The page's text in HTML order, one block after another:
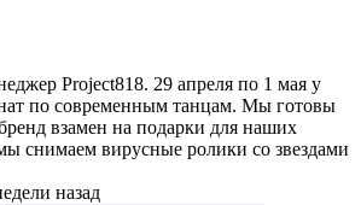
Project818. 29 апреля по 1 мая у
по современным танцам. Мы готовы
взамен на подарки для наших
снимаем вирусные ролики со звездами
назад